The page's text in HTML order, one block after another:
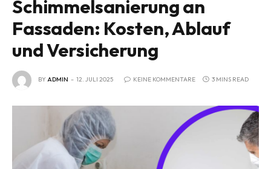
Schimmelsanierung an
Fassaden: Kosten, Ablauf
und Versicherung
BYADMIN 12. JULI 2025 KEINE KOMMENTARE 3 MINS READ